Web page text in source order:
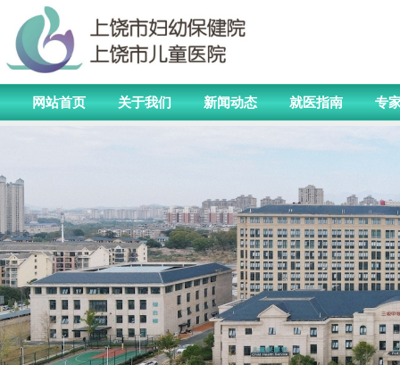
网站首页 关于我们 新闻动态 就医指南 专